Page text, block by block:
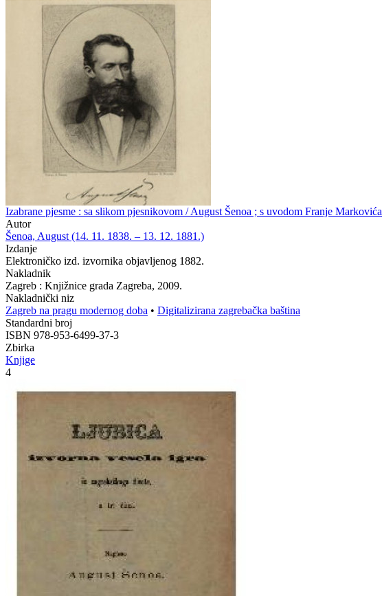
Izabrane pjesme : sa slikom pjesnikovom / August Šenoa ; s uvodom Franje Markovića
Autor
Šenoa, August (14. 11. 1838. – 13. 12. 1881.)
Izdanje
Elektroničko izd. izvornika objavljenog 1882.
Nakladnik
Zagreb : Knjižnice grada Zagreba, 2009.
Nakladnički niz
Zagreb na pragu modernog doba • Digitalizirana zagrebačka baština
Standardni broj
ISBN 978-953-6499-37-3
Zbirka
Knjige
4